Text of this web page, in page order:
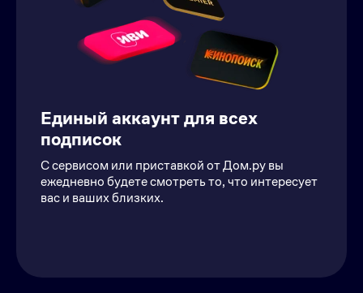
Единый аккаунт для всех
подписок
С сервисом или приставкой от Дом.ру вы
ежедневно будете смотреть то, что интересует
вас и ваших близких.